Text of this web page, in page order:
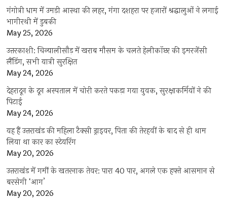
गंगोत्री धाम में उमड़ी आस्था की लहर, गंगा दशहरा पर हजारों श्रद्धालुओं ने लगाई
भागीरथी में डुबकी
May 25, 2026
उत्तरकाशी: चिन्यालीसौड़ में खराब मौसम के चलते हेलीकॉप्टर की इमरजेंसी
लैंडिंग, सभी यात्री सुरक्षित
May 24, 2026
देहरादून के दून अस्पताल में चोरी करते पकड़ा गया युवक, सुरक्षाकर्मियों ने की
पिटाई
May 24, 2026
यह हैं उत्तराखंड की महिला टैक्सी ड्राइवर, पिता की तेरहवीं के बाद से ही थाम
लिया था कार का स्टेयरिंग
May 20, 2026
उत्तराखंड में गर्मी के खतरनाक तेवर: पारा 40 पार, अगले एक हफ्ते आसमान से
बरसेगी ‘आग’
May 20, 2026